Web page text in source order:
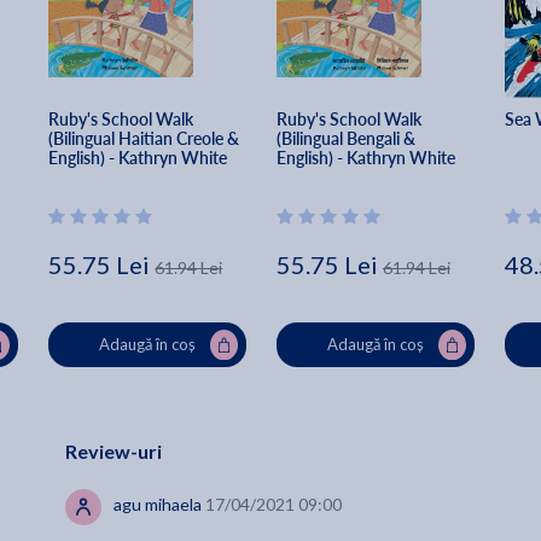
Ruby's School Walk
(Bilingual Haitian Creole &
English) - Kathryn White
55.75 Lei 61.94 Lei
Adaugă în coș
Ruby's School Walk
(Bilingual Bengali &
English) - Kathryn White
55.75 Lei 61.94 Lei
Adaugă în coș
Sea
Review-uri
agu mihaela 17/04/2021 09:00